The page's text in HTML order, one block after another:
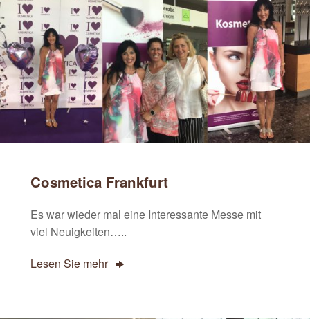
Cosmetica Frankfurt
Es war wieder mal eine Interessante Messe mit
viel Neuigkeiten…..
Lesen Sie mehr